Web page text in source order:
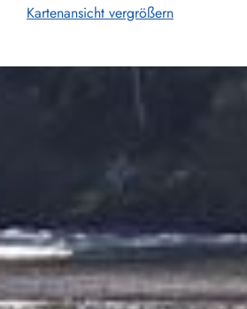
Kartenansicht vergrößern